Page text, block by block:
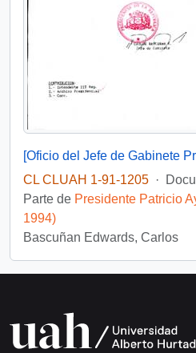
CL CLUAH 1-91-1205 ·
Parte de Presidente Patricio
1994)
Bascuñan Edwards, Carlos